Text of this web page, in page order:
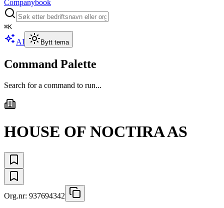
Companybook
⌘K
AI Bytt tema
Command Palette
Search for a command to run...
HOUSE OF NOCTIRA AS
Org.nr: 937694342